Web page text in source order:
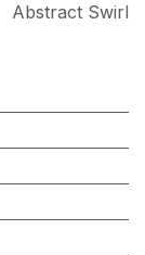
Abstract Swirl